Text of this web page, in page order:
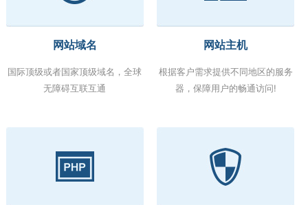
网站域名
国际顶级或者国家顶级域名，全球
无障碍互联互通
网站主机
根据客户需求提供不同地区的服务
器，保障用户的畅通访问!